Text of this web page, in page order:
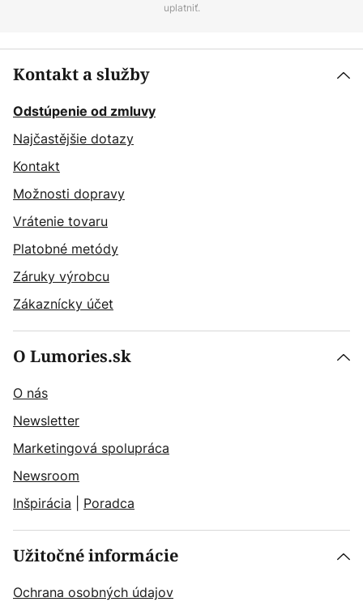
uplatniť.
Kontakt a služby
Odstúpenie od zmluvy
Najčastějšie dotazy
Kontakt
Možnosti dopravy
Vrátenie tovaru
Platobné metódy
Záruky výrobcu
Zákaznícky účet
O Lumories.sk
O nás
Newsletter
Marketingová spolupráca
Newsroom
Inšpirácia
Poradca
Užitočné informácie
Ochrana osobných údajov